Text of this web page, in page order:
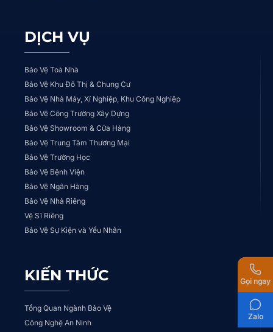
Gọi ngay
Zalo
DỊCH VỤ
Bảo Vệ Toà Nhà
Bảo Vệ Khu Đô Thị & Chung Cư
Bảo Vệ Nhà Máy, Xí Nghiệp, Khu Công Nghiệp
Bảo Vệ Công Trường Xây Dựng
Bảo Vệ Showroom & Cửa Hàng
Bảo Vệ Trung Tâm Thương Mại
Bảo Vệ Trường Học
Bảo Vệ Bệnh Viện
Bảo Vệ Ngân Hàng
Bảo Vệ Nhà Riêng
Vệ Sĩ Riêng
Bảo Vệ Sự Kiện và Yếu Nhân
KIẾN THỨC
Tổng Quan Ngành Bảo Vệ
Công Nghệ An Ninh